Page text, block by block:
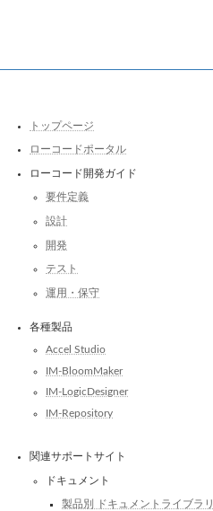
トップページ
ローコードポータル
ローコード開発ガイド
要件定義
設計
開発
テスト
運用・保守
各種製品
Accel Studio
IM-BloomMaker
IM-LogicDesigner
IM-Repository
関連サポートサイト
ドキュメント
製品別 ドキュメントライブラリ